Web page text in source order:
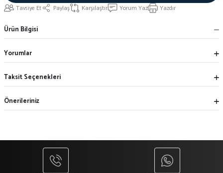
Tavsiye Et Paylaş Karşılaştır Yorum Yaz Yazdır
Ürün Bilgisi
Yorumlar
Taksit Seçenekleri
Önerileriniz